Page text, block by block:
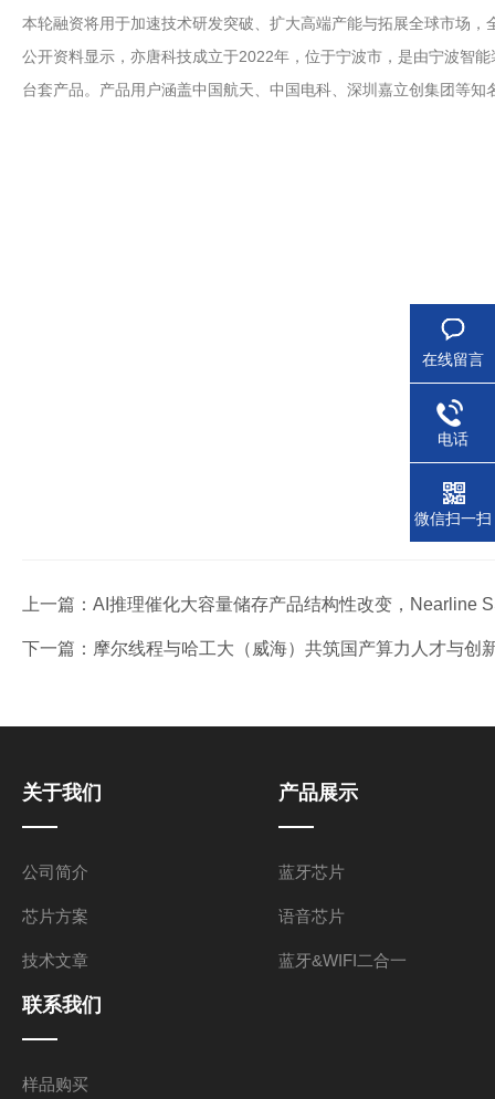
本轮融资将用于加速技术研发突破、扩大高端产能与拓展全球市场
公开资料显示，亦唐科技成立于2022年，位于宁波市，是由宁波智
台套产品。产品用户涵盖中国航天、中国电科、深圳嘉立创集团等
上一篇： AI推理催化大容量储存产品结构性改变，Nearline
下一篇： 摩尔线程与哈工大（威海）共筑国产算力人才与
关于我们
公司简介
芯片方案
技术文章
产品展示
蓝牙芯片
语音芯片
蓝牙&WIFI二合一
联系我们
样品购买
在线留言
电话
微信扫一扫